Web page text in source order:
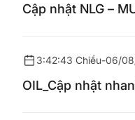
Cập nhật NLG –
3:42:43 Chiều-06/
OIL_Cập nhật